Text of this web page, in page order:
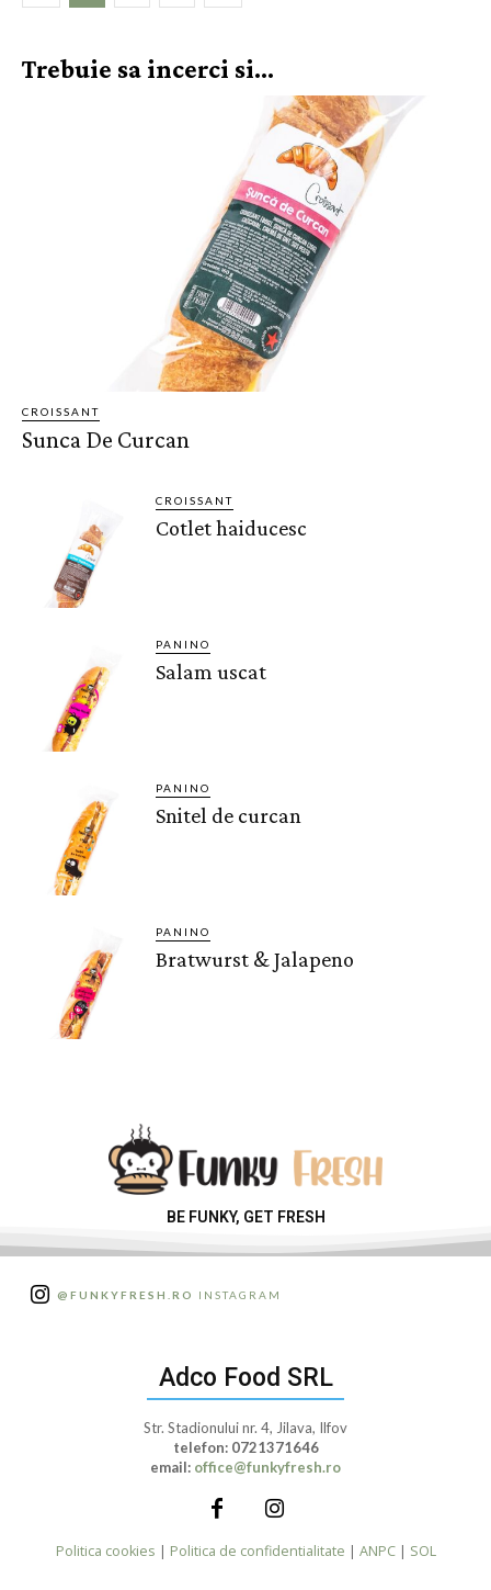
Trebuie sa incerci si...
CROISSANT
Sunca De Curcan
CROISSANT
Cotlet haiducesc
PANINO
Salam uscat
PANINO
Snitel de curcan
PANINO
Bratwurst & Jalapeno
BE FUNKY, GET FRESH
@FUNKYFRESH.RO INSTAGRAM
Adco Food SRL
Str. Stadionului nr. 4, Jilava, Ilfov
telefon: 0721371646
email: office@funkyfresh.ro
Politica cookies | Politica de confidentialitate | ANPC| SOL